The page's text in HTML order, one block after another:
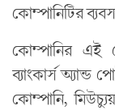
কোম্পানিটির
কোম্পানির এই
ব্যাংকার্স অ্যান্ড
কোম্পানি,